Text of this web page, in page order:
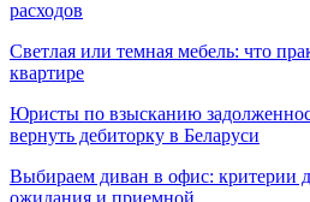
расходов
Светлая или темная мебель: что
квартире
Юристы по взысканию
вернуть дебиторку в Беларуси
Выбираем диван в офис: критерии
ожидания и приемной